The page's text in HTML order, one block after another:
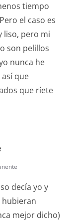
tiempo
el caso es
liso, pero mi
son pelillos
nunca he
que
que ríete
decía yo y
hubieran
mejor dicho)